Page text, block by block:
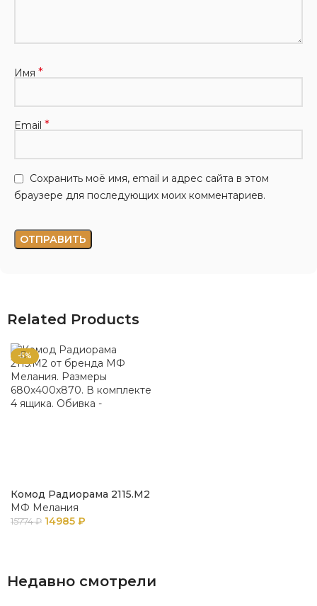
Имя *
Email *
Сохранить моё имя, email и адрес сайта в этом
браузере для последующих моих комментариев.
Related Products
-5%
Комод Радиорама 2115.М2
МФ Мелания
15774₽ 14985 ₽
Недавно смотрели